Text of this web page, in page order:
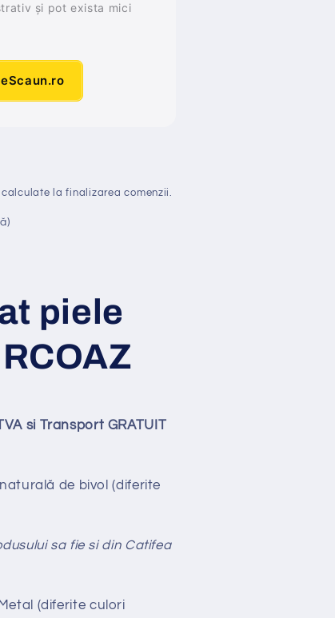
și pot exista mici
calculate la finalizarea comenzii.
piele
si Transport GRATUIT
de bivol (diferite
sa fie si din Catifea
Metal (diferite culori